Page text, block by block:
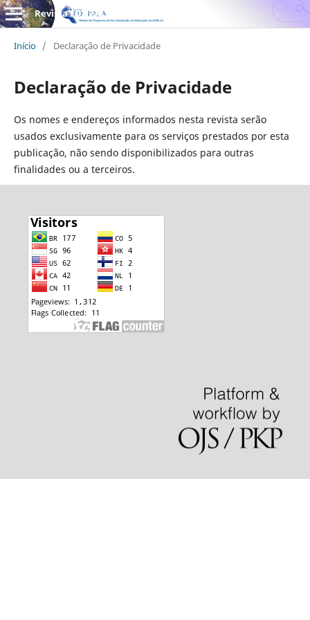
Revista EDUPALA
Início / Declaração de Privacidade
Declaração de Privacidade
Os nomes e endereços informados nesta revista serão
usados exclusivamente para os serviços prestados por esta
publicação, não sendo disponibilizados para outras
finalidades ou a terceiros.